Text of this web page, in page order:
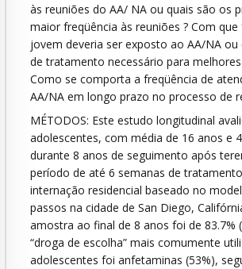
às reuniões do AA/ NA ou quais são os
maior freqüência às reuniões ? Com
jovem deveria ser exposto ao AA/NA ou
de tratamento necessário para
Como se comporta a freqüência de
AA/NA em longo prazo no processo de
MÉTODOS: Este estudo longitudinal
adolescentes, com média de 16 anos e
durante 8 anos de seguimento após
período de até 6 semanas de
internação residencial baseado no
passos na cidade de San Diego,
amostra ao final de 8 anos foi de 83.7%
“droga de escolha” mais comumente
adolescentes foi anfetaminas (53%),